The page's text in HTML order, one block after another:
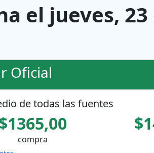
el jueves,
Oficial
de todas las fuentes
compra